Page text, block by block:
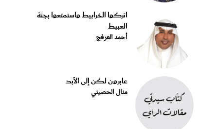
اتركوا الخرابيط واستمتعوا بجنة
العبيط
أحمد العرفج
عابرون لكن إلى الأبد
منال الحصيني